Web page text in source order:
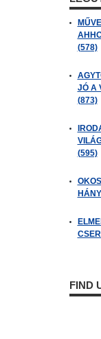
(578)
JÓ A
(873)
(595)
FIND